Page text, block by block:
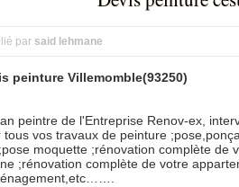
par said lehmane
peinture Villemomble(93250)
peintre de l'Entreprise Renov-ex,
tous vos travaux de peinture
moquette ;rénovation complète de
;rénovation complète de votre